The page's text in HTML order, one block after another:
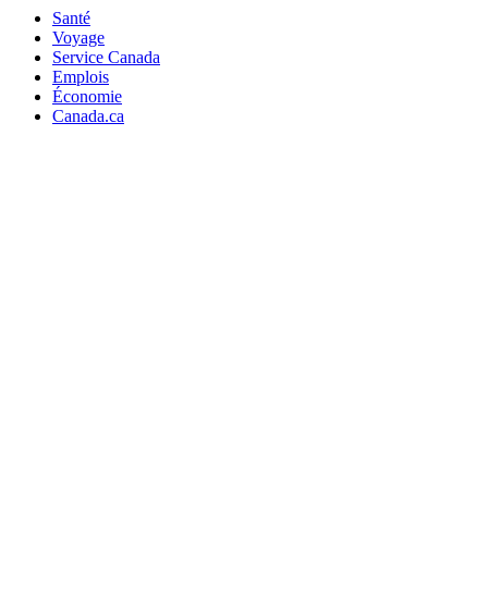
Santé
Voyage
Service Canada
Emplois
Économie
Canada.ca